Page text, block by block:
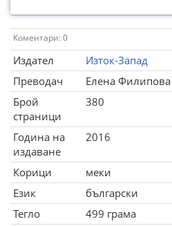
Коментари: 0
Издател
Изток-Запад
Преводач
Елена Филипова
Брой
страници
380
Година на
издаване
2016
Корици
меки
Език
български
Тегло
499 грама